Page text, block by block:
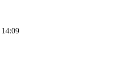
14:09